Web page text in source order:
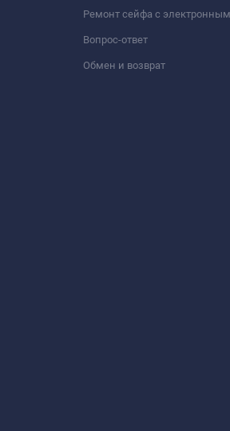
Ремонт сейфа с
Вопрос-ответ
Обмен и возврат